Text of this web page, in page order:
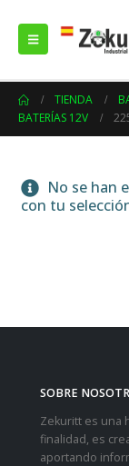
TIENDA
BATERÍAS 12V
No se han
con tu
SOBRE
Zekuritt es una
finalidad, es
aportando